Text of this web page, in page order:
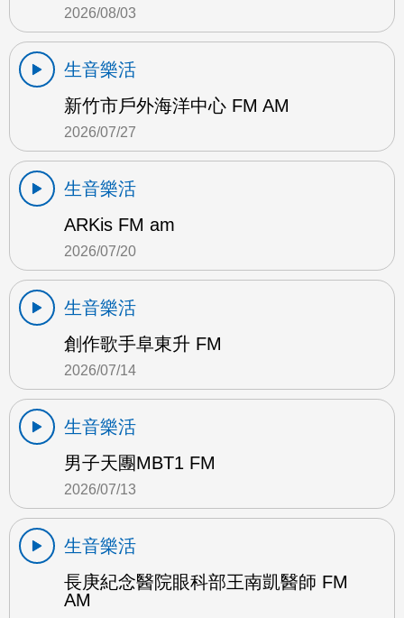
2026/08/03
生音樂活
新竹市戶外海洋中心 FM AM
2026/07/27
生音樂活
ARKis FM am
2026/07/20
生音樂活
創作歌手阜東升 FM
2026/07/14
生音樂活
男子天團MBT1 FM
2026/07/13
生音樂活
長庚紀念醫院眼科部王南凱醫師 FM
AM